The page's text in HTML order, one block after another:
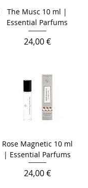
The Musc 10 ml |
Essential Parfums
Prix
24,00 €
Rose Magnetic 10 ml
| Essential Parfums
Prix
24,00 €